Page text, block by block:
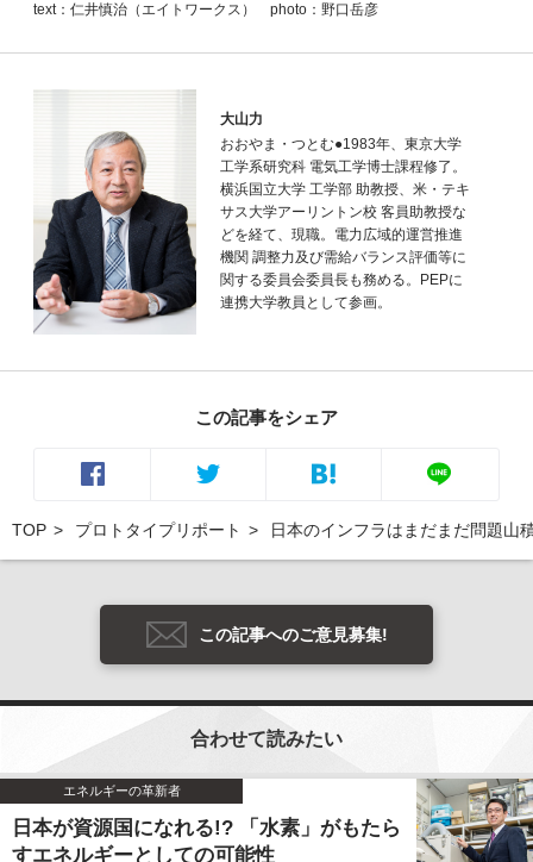
text：仁井慎治（エイトワークス） photo：野口岳彦
大山力
おおやま・つとむ●1983年、東京大学
工学系研究科 電気工学博士課程修了。
横浜国立大学 工学部 助教授、米・テキ
サス大学アーリントン校 客員助教授な
どを経て、現職。電力広域的運営推進
機関 調整力及び需給バランス評価等に
関する委員会委員長も務める。PEPに
連携大学教員として参画。
この記事をシェア
TOP プロトタイプリポート 日本のインフラはまだまだ問題山
この記事へのご意見募集!
合わせて読みたい
エネルギーの革新者
日本が資源国になれる!? 「水素」がもたら
すエネルギーとしての可能性